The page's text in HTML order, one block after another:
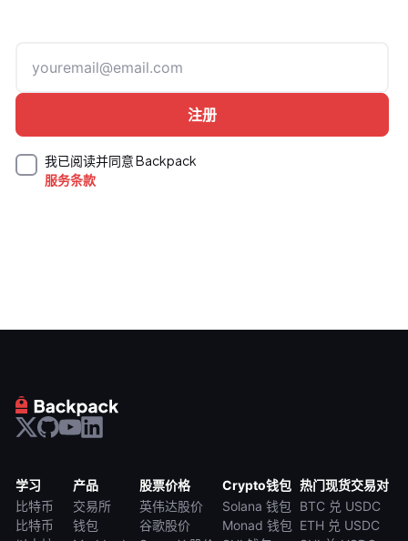
我已阅读并同意 Backpack
服务条款
学习
比特币
比特币
产品
交易所
钱包
股票价格
英伟达股价
谷歌股价
Crypto钱包
Solana 钱包
Monad 钱包
热门现货交易对
BTC 兑 USDC
ETH 兑 USDC